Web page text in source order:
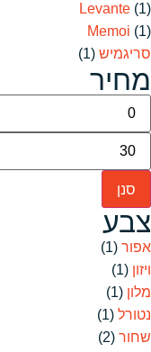
Levante (1)
Memoi (1)
סריגמיש (1)
מחיר
סנן
צבע
אפור (1)
ויזון (1)
מלון (1)
נטורל (1)
שחור (2)